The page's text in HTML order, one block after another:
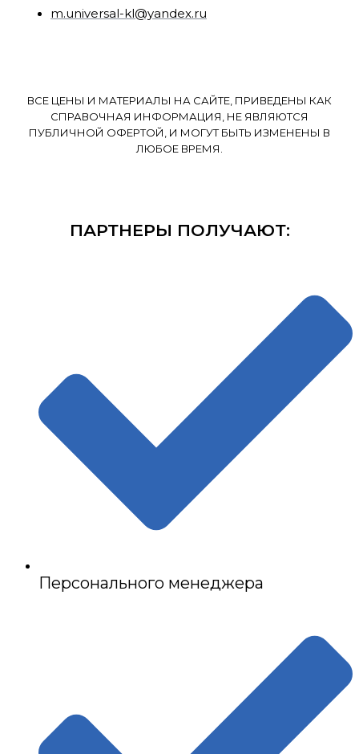
m.universal-kl@yandex.ru
ВСЕ ЦЕНЫ И МАТЕРИАЛЫ НА САЙТЕ, ПРИВЕДЕНЫ КАК
СПРАВОЧНАЯ ИНФОРМАЦИЯ, НЕ ЯВЛЯЮТСЯ
ПУБЛИЧНОЙ ОФЕРТОЙ, И МОГУТ БЫТЬ ИЗМЕНЕНЫ В
ЛЮБОЕ ВРЕМЯ.
ПАРТНЕРЫ ПОЛУЧАЮТ:
Персонального менеджера